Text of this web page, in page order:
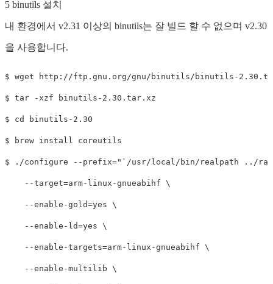
5 binutils 설치
내 환경에서 v2.31 이상의 binutils는 잘 빌드 할 수 없으며 v2.30
을 사용합니다.
$ wget http://ftp.gnu.org/gnu/binutils/binutils-
$ tar -xzf binutils-2.30.tar.xz
$ cd binutils-2.30
$ brew install coreutils
$ ./configure --prefix="`/usr/local/bin/realpath ../
    --target=arm-linux-gnueabihf \
    --enable-gold=yes \
    --enable-ld=yes \
    --enable-targets=arm-linux-gnueabihf \
    --enable-multilib \